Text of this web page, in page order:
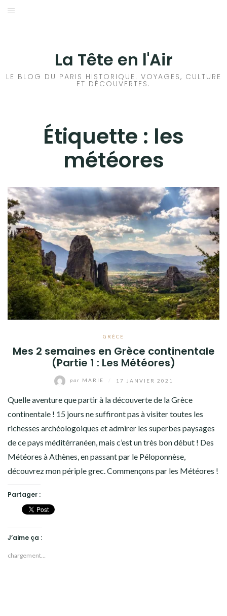
Aller
La Tête en l'Air
LE BLOG DU PARIS HISTORIQUE. VOYAGES, CULTURE
ET DÉCOUVERTES.
Étiquette : les
météores
GRÈCE
Mes 2 semaines en Grèce continentale
(Partie 1 : Les Météores)
par MARIE 17 JANVIER 2021
Quelle aventure que partir à la découverte de la Grèce
continentale ! 15 jours ne suffiront pas à visiter toutes les
richesses archéologoiques et admirer les superbes paysages
de ce pays méditérranéen, mais c’est un très bon début ! Des
Météores à Athènes, en passant par le Péloponnèse,
découvrez mon périple grec. Commençons par les Météores !
Partager :
J’aime ça :
chargement…
HISTOIRES EN ILE DE FRANCE
VOYAGES À L’ÉTRANGER